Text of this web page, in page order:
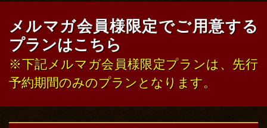
メルマガ会員様限定でご用意する
プランはこちら
※下記メルマガ会員様限定プランは、先行
予約期間のみのプランとなります。